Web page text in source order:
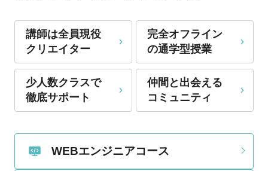
講師は全員現役
クリエイター
完全オフライン
の通学型授業
少人数クラスで
徹底サポート
仲間と出会える
コミュニティ
WEBエンジニアコース